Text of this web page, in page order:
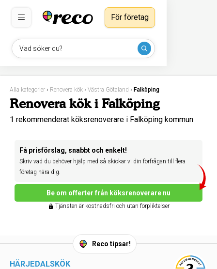
Vad söker du?
För företag
Alla kategorier › Renovera kök › Västra Götaland › Falköping
Renovera kök i Falköping
1 rekommenderat köksrenoverare i Falköping kommun
Få prisförslag, snabbt och enkelt!
Skriv vad du behöver hjälp med så skickar vi din förfrågan till flera
företag nära dig.
Be om offerter från köksrenoverare nu
Tjänsten är kostnadsfri och utan förpliktelser
Reco tipsar!
HÄRJEDALSKÖK